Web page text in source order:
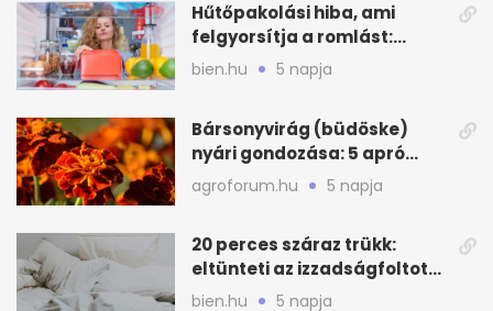
Hűtőpakolási hiba, ami
felgyorsítja a romlást:
zónákra figyelj
bien.hu 5 napja
Bársonyvirág (büdöske)
nyári gondozása: 5 apró
lépés a dús virágzásért
agroforum.hu 5 napja
20 perces száraz trükk:
eltünteti az izzadságfoltot
és a szagot a matracról
bien.hu 5 napja